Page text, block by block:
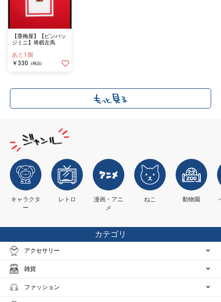
【墨梅屋】【ピンバッ
ジミニ】将棋左馬
あと1個
￥330
(税込)
キャラクタ
ー
レトロ
漫画・アニ
メ
ねこ 動物園
カテゴリ
アクセサリー
雑貨
ファッション